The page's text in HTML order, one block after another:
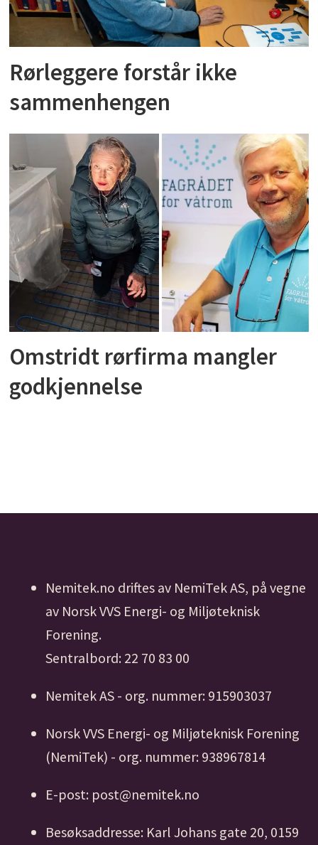
Rørleggere forstår ikke
sammenhengen
Omstridt rørfirma mangler
godkjennelse
Nemitek.no driftes av NemiTek AS, på vegne
av Norsk VVS Energi- og Miljøteknisk
Forening.
Sentralbord: 22 70 83 00
Nemitek AS - org. nummer: 915903037
Norsk VVS Energi- og Miljøteknisk Forening
(NemiTek) - org. nummer: 938967814
E-post: post@nemitek.no
Besøksaddresse: Karl Johans gate 20, 0159